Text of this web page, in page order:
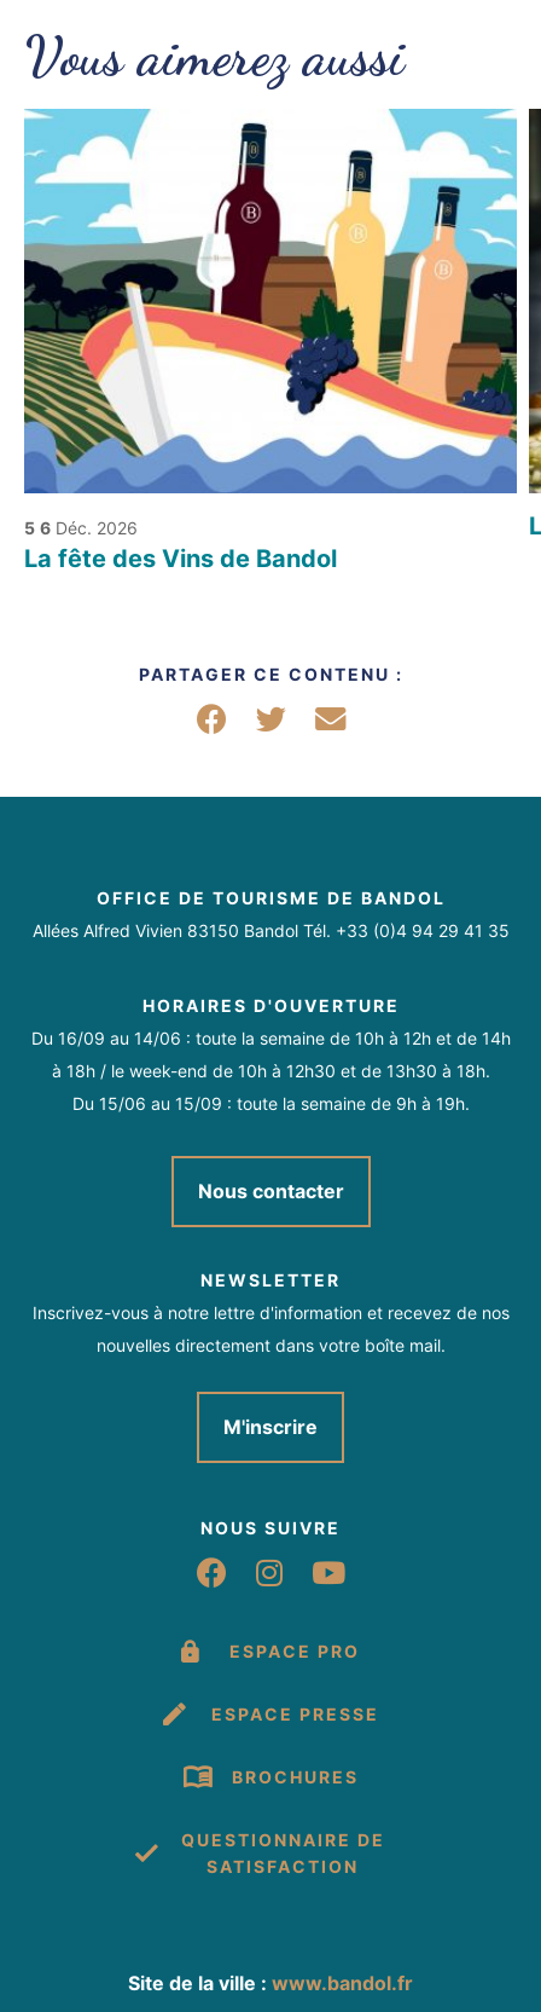
Vous aimerez aussi
5 6 Déc. 2026
La fête des Vins de Bandol
PARTAGER CE CONTENU :
Partager sur Facebook
Partager sur Twitter
Partager par mail
OFFICE DE TOURISME DE BANDOL
Allées Alfred Vivien 83150 Bandol Tél. +33 (0)4 94 29 41 35
HORAIRES D'OUVERTURE
Du 16/09 au 14/06 : toute la semaine de 10h à 12h et de 14h
à 18h / le week-end de 10h à 12h30 et de 13h30 à 18h.
Du 15/06 au 15/09 : toute la semaine de 9h à 19h.
Nous contacter
NEWSLETTER
Inscrivez-vous à notre lettre d'information et recevez de nos
nouvelles directement dans votre boîte mail.
M'inscrire
NOUS SUIVRE
Suivez-nous sur
Suivez-nous sur
Suivez-nous
ESPACE PRO
ESPACE PRESSE
BROCHURES
QUESTIONNAIRE DE
SATISFACTION
Site de la ville : www.bandol.fr